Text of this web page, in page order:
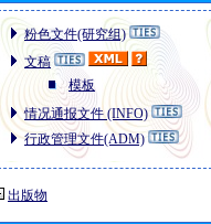
粉色文件(研究组)
文稿
模板
情况通报文件 (INFO)
行政管理文件(ADM)
出版物